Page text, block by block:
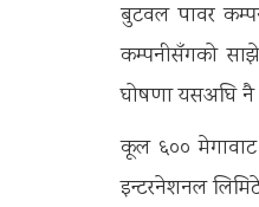
बुटवल पावर
कम्पनीसँगको
घोषणा यसअघि
कूल ६०० मेगावाट
इन्टरनेशनल